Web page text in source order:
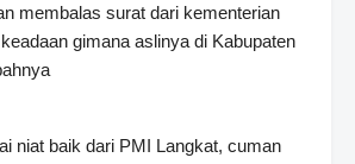
membalas surat dari kementerian
gimana aslinya di Kabupaten
niat baik dari PMI Langkat, cuman